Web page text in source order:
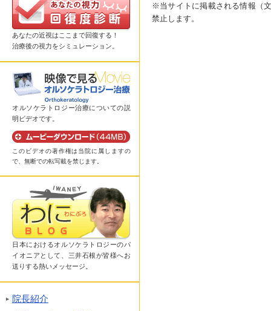
あなたの近視はここまで回復する！
治療後の視力をシミュレーション。
オルソケラトロジー治療についての説
明ビデオです。
このビデオの著作権は当院に属しますの
で、無断での転写載を禁じます。
日本におけるオルソケラトロジーのパ
イオニアとして、三井石根が皆様へお
送りする熱いメッセージ。
院長紹介
※当サイトに掲載される情報（
禁止します。